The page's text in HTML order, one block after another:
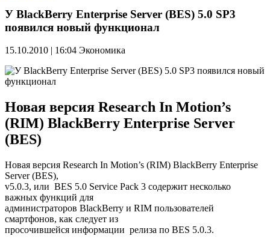
У BlackBerry Enterprise Server (BES) 5.0 SP3
появился новый функционал
15.10.2010 | 16:04 Экономика
Новая версия Research In Motion’s
(RIM) BlackBerry Enterprise Server
(BES)
Новая версия Research In Motion’s (RIM) BlackBerry Enterprise
Server (BES),
v5.0.3, или BES 5.0 Service Pack 3 содержит несколько
важных функций для
администраторов BlackBerry и RIM пользователей
смартфонов, как следует из
просочившейся информации релиза по BES 5.0.3.